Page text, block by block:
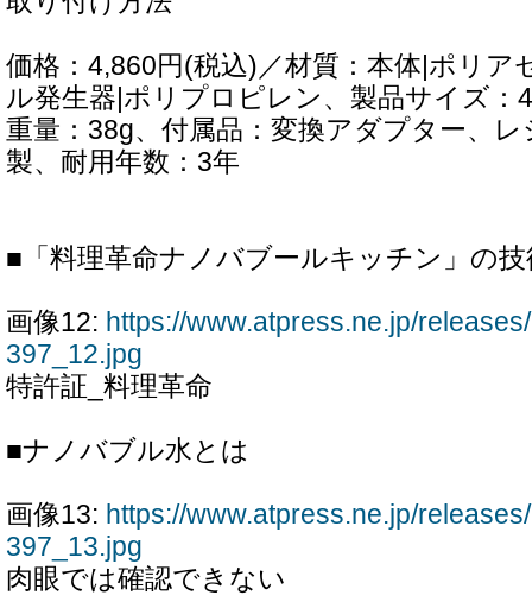
価格：4,860円(税込)／材質：本体|ポリア
ル発生器|ポリプロピレン、製品サイズ：
重量：38g、付属品：変換アダプター、
製、耐用年数：3年
■「料理革命ナノバブールキッチン」の
画像12: https://www.atpress.ne.jp/
397_12.jpg
特許証_料理革命
■ナノバブル水とは
画像13: https://www.atpress.ne.jp/
397_13.jpg
肉眼では確認できない